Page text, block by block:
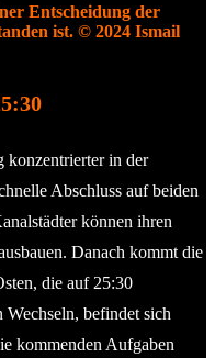
Entscheidung der
ist. © 2024 Ismail
konzentrierter in der
Abschluss auf beiden
können ihren
Danach kommt die
die auf 25:30
befindet sich
kommenden Aufgaben